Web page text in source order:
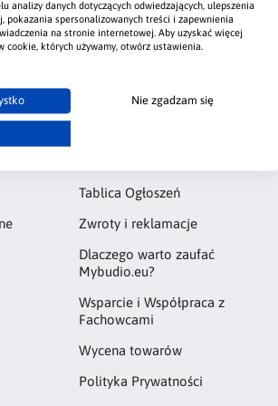
analizy danych dotyczących odwiedzających, ulepszenia
pokazania spersonalizowanych treści i zapewnienia
na stronie internetowej. Aby uzyskać więcej
których używamy, otwórz ustawienia.
Nie zgadzam się
go aplikować. Idealna inspiracja
elegancką, błyszczącą metamorfozę
Tablica Ogłoszeń
Zwroty i reklamacje
Dlaczego warto zaufać
Mybudio.eu?
Wsparcie i Współpraca z
Fachowcami
Wycena towarów
Polityka Prywatności